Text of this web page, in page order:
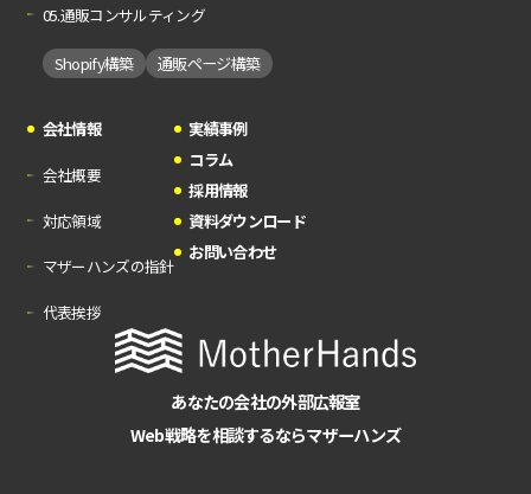
あなたの会社の外部広報室
Web戦略を相談するならマザーハンズ
05.通販コンサルティング
Shopify構築 通販ページ構築
会社情報
会社概要
対応領域
マザーハンズの指針
代表挨拶
実績事例
コラム
採用情報
資料ダウンロード
お問い合わせ